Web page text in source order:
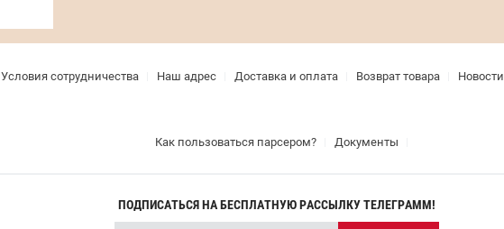
Условия сотрудничества Наш адрес Доставка и оплата Возврат товара Новости
Как пользоваться парсером? Документы
ПОДПИСАТЬСЯ НА БЕСПЛАТНУЮ РАССЫЛКУ ТЕЛЕГРАММ!